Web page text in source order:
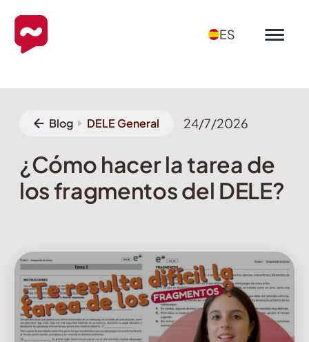
ES
Blog DELE General 24/7/2026
¿Cómo hacer la tarea de
los fragmentos del DELE?